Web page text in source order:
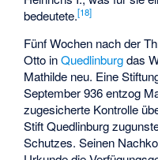
bedeutete.[18]
Fünf Wochen nach der
Otto inQuedlinburgdas
Mathilde neu. Eine
September 936 entzog
zugesicherte Kontrolle
Stift Quedlinburg
Schutzes. Seinen